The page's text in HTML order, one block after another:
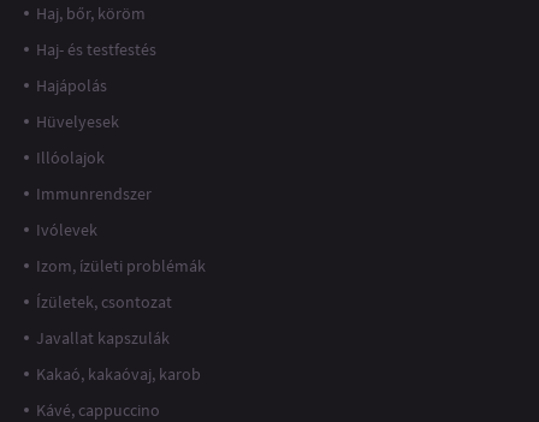
Haj, bőr, köröm
Haj- és testfestés
Hajápolás
Hüvelyesek
Illóolajok
Immunrendszer
Ivólevek
Izom, ízületi problémák
Ízületek, csontozat
Javallat kapszulák
Kakaó, kakaóvaj, karob
Kávé, cappuccino